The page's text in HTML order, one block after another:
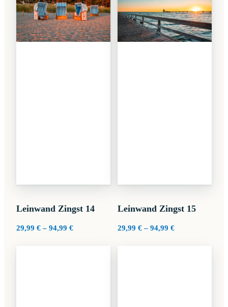
Leinwand Zingst 14
29,99 € – 94,99 €Preisspanne:
Leinwand Zingst 15
29,99 € – 94,99 €Preisspanne: